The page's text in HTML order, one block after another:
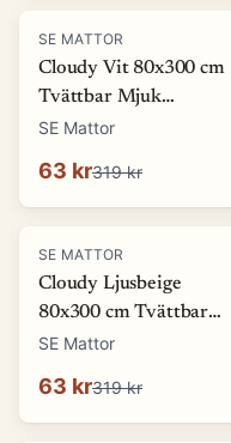
-80%
SE MATTOR
Cloudy Vit 80x300 cm
Tvättbar Mjuk
Ryamatta
SE Mattor
63 kr319 kr
-80%
SE MATTOR
Cloudy Ljusbeige
80x300 cm Tvättbar
Mjuk Ryamatta
SE Mattor
63 kr319 kr